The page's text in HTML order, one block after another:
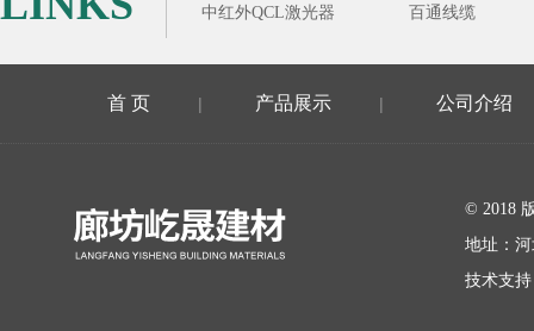
中红外QCL激光器 百通线缆
首 页 | 产品展示 | 公司介绍
© 2018
地址：
技术支